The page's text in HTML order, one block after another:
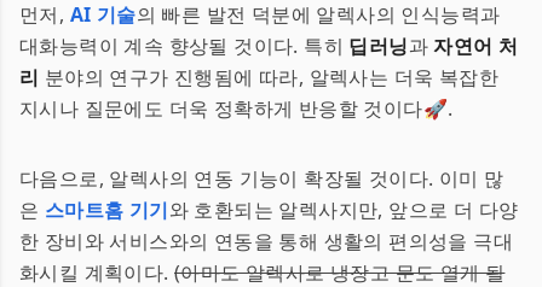
먼저, AI 기술의 빠른 발전 덕분에 알렉사의 인식능력과
대화능력이 계속 향상될 것이다. 특히 딥러닝과자연어 처
리 분야의 연구가 진행됨에 따라, 알렉사는 더욱 복잡한
지시나 질문에도 더욱 정확하게 반응할 것이다🚀.
다음으로, 알렉사의 연동 기능이 확장될 것이다. 이미 많
은 스마트홈 기기와 호환되는 알렉사지만, 앞으로 더 다양
한 장비와 서비스와의 연동을 통해 생활의 편의성을 극대
화시킬 계획이다. (아마도 알렉사로 냉장고 문도 열게 될